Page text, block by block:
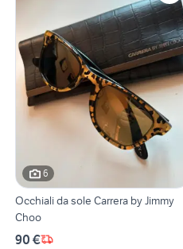
6
Occhiali da sole Carrera by Jimmy
Choo
90 €